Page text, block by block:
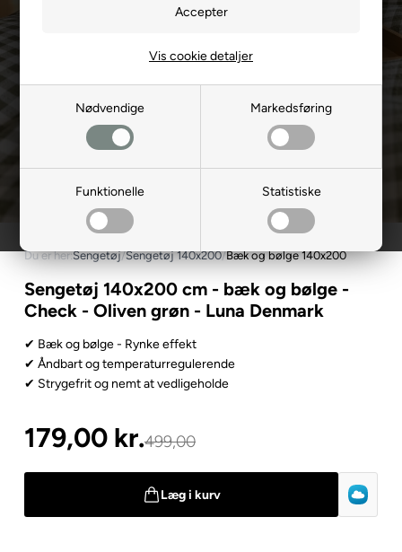
Nødvendige Markedsføring
Funktionelle Statistiske
Vis cookie detaljer
Du er her:Sengetøj/Sengetøj 140x200/Bæk og bølge 140x200
Sengetøj 140x200 cm - bæk og bølge -
Check - Oliven grøn - Luna Denmark
✔ Bæk og bølge - Rynke effekt
✔ Åndbart og temperaturregulerende
✔ Strygefrit og nemt at vedligeholde
179,00 kr.499,00
Læg i kurv